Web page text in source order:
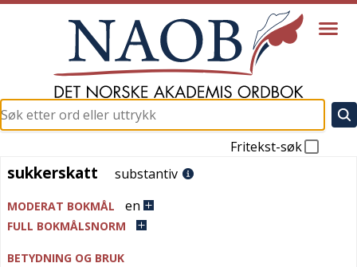
Fritekst-søk
sukkerskatt
sukkerskatt substantiv
MODERAT BOKMÅL en
FULL BOKMÅLSNORM
BETYDNING OG BRUK